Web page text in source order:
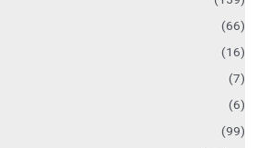
(66)
(16)
(7)
(6)
(99)